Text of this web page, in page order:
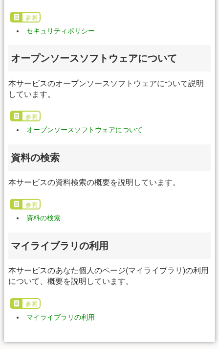
参照
セキュリティポリシー
オープンソースソフトウェアについて
本サービスのオープンソースソフトウェアについて説明
しています。
参照
オープンソースソフトウェアについて
資料の検索
本サービスの資料検索の概要を説明しています。
参照
資料の検索
マイライブラリの利用
本サービスのあなた個人のページ(マイライブラリ)の利用
について、概要を説明しています。
参照
マイライブラリの利用